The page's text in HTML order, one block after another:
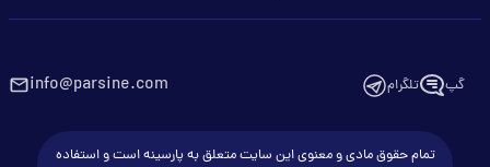
گپ تلگرام info@parsine.com
تمام حقوق مادی و معنوی این سایت متعلق به پارسینه است و استفاده